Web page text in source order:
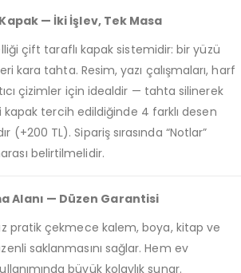
— İki İşlev, Tek Masa
çift taraflı kapak sistemidir: bir yüzü
kara tahta. Resim, yazı çalışmaları, harf
çizimler için idealdir — tahta silinerek
kapak tercih edildiğinde 4 farklı desen
(+200 TL). Sipariş sırasında “Notlar”
belirtilmelidir.
Alanı — Düzen Garantisi
pratik çekmece kalem, boya, kitap ve
saklanmasını sağlar. Hem ev
büyük kolaylık sunar.